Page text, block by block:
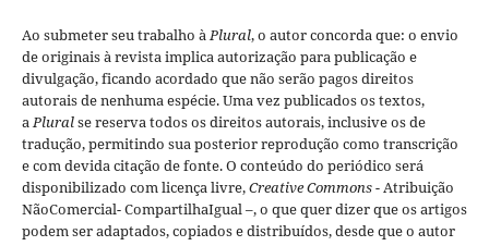
Ao submeter seu trabalho àPlural, o autor concorda que: o envio
de originais à revista implica autorização para publicação e
divulgação, ficando acordado que não serão pagos direitos
autorais de nenhuma espécie. Uma vez publicados os textos,
aPluralse reserva todos os direitos autorais, inclusive os de
tradução, permitindo sua posterior reprodução como transcrição
e com devida citação de fonte.O conteúdo do periódico será
disponibilizado com licença livre,Creative Commons -Atribuição
NãoComercial- CompartilhaIgual –, o que quer dizer que os artigos
podem ser adaptados, copiados e distribuídos, desde que o autor